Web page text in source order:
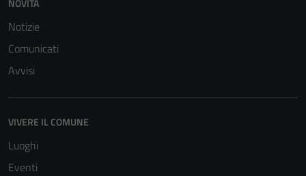
NOVITÀ
Notizie
Comunicati
Avvisi
VIVERE IL COMUNE
Luoghi
Eventi